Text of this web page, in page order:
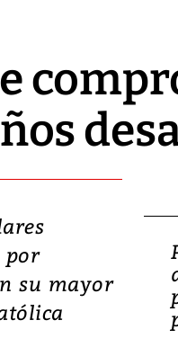
por
su mayor
su
inversión
y